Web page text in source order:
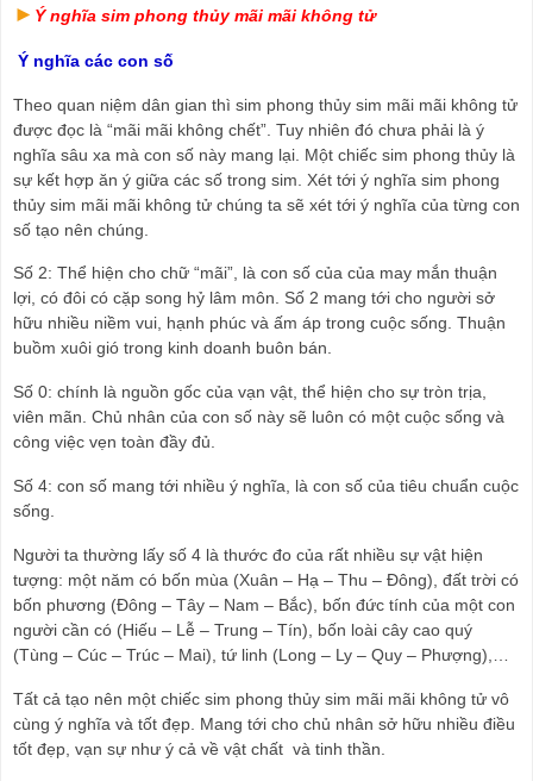
► Ý nghĩa sim phong thủy mãi mãi không tử
Ý nghĩa các con số
Theo quan niệm dân gian thì sim phong thủy sim mãi mãi không tử
được đọc là “mãi mãi không chết”. Tuy nhiên đó chưa phải là ý
nghĩa sâu xa mà con số này mang lại. Một chiếc sim phong thủy là
sự kết hợp ăn ý giữa các số trong sim. Xét tới ý nghĩa sim phong
thủy sim mãi mãi không tử chúng ta sẽ xét tới ý nghĩa của từng con
số tạo nên chúng.
Số 2: Thể hiện cho chữ “mãi”, là con số của của may mắn thuận
lợi, có đôi có cặp song hỷ lâm môn. Số 2 mang tới cho người sở
hữu nhiều niềm vui, hạnh phúc và ấm áp trong cuộc sống. Thuận
buồm xuôi gió trong kinh doanh buôn bán.
Số 0: chính là nguồn gốc của vạn vật, thể hiện cho sự tròn trịa,
viên mãn. Chủ nhân của con số này sẽ luôn có một cuộc sống và
công việc vẹn toàn đầy đủ.
Số 4: con số mang tới nhiều ý nghĩa, là con số của tiêu chuẩn cuộc
sống.
Người ta thường lấy số 4 là thước đo của rất nhiều sự vật hiện
tượng: một năm có bốn mùa (Xuân – Hạ – Thu – Đông), đất trời có
bốn phương (Đông – Tây – Nam – Bắc), bốn đức tính của một con
người cần có (Hiếu – Lễ – Trung – Tín), bốn loài cây cao quý
(Tùng – Cúc – Trúc – Mai), tứ linh (Long – Ly – Quy – Phượng),…
Tất cả tạo nên một chiếc sim phong thủy sim mãi mãi không tử vô
cùng ý nghĩa và tốt đẹp. Mang tới cho chủ nhân sở hữu nhiều điều
tốt đẹp, vạn sự như ý cả về vật chất  và tinh thần.